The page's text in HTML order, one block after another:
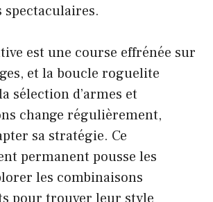
est une course effrénée sur
et la boucle roguelite
sélection d’armes et
change régulièrement,
sa stratégie. Ce
permanent pousse les
les combinaisons
pour trouver leur style